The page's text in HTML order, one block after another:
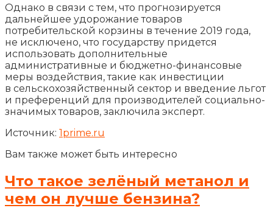
Однако в связи с тем, что прогнозируется
дальнейшее удорожание товаров
потребительской корзины в течение 2019 года,
не исключено, что государству придется
использовать дополнительные
административные и бюджетно-финансовые
меры воздействия, такие как инвестиции
в сельскохозяйственный сектор и введение льгот
и преференций для производителей социально-
значимых товаров, заключила эксперт.
Источник: 1prime.ru
Вам также может быть интересно
Что такое зелёный метанол и
чем он лучше бензина?